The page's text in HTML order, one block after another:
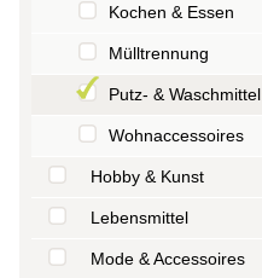
Kochen & Essen
Mülltrennung
Putz- & Waschmittel
Wohnaccessoires
Hobby & Kunst
Lebensmittel
Mode & Accessoires